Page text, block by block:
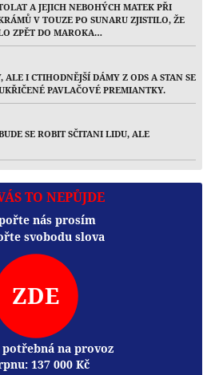
A JEJICH NEBOHÝCH MATEK PŘI
V TOUZE PO SUNARU ZJISTILO, ŽE
ZPĚT DO MAROKA…
ALE I CTIHODNĚJŠÍ DÁMY Z ODS A STAN SE
PAVLAČOVÉ PREMIANTKY.
SE ROBIT SČITANI LIDU, ALE
TO NEPŮJDE
nás prosím
svobodu slova
ZDE
potřebná na provoz
137 000 Kč